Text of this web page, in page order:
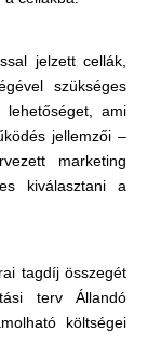
jelzett cellák,
szükséges
lehetőséget, ami
jellemzői –
marketing
kiválasztani a
tagdíj összegét
terv Állandó
költségei